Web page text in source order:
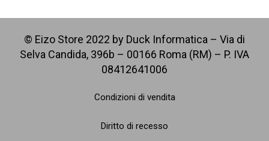
© Eizo Store 2022 by Duck Informatica – Via di
Selva Candida, 396b – 00166 Roma (RM) – P. IVA
08412641006
Condizioni di vendita
Diritto di recesso